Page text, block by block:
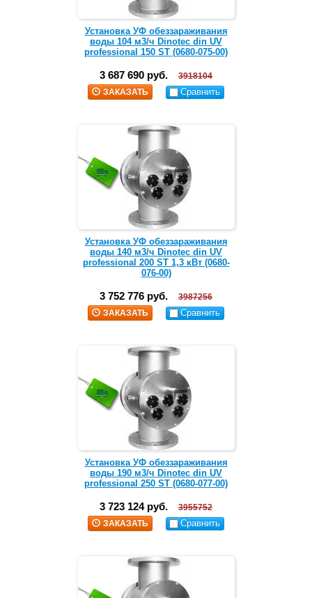
Установка УФ обеззараживания
воды 104 м3/ч Dinotec din UV
professional 150 ST (0680-075-00)
3 687 690 руб.
3918104
ЗАКАЗАТЬ
Сравнить
Установка УФ обеззараживания
воды 140 м3/ч Dinotec din UV
professional 200 ST 1,3 кВт (0680-
076-00)
3 752 776 руб.
3987256
ЗАКАЗАТЬ
Сравнить
Установка УФ обеззараживания
воды 190 м3/ч Dinotec din UV
professional 250 ST (0680-077-00)
3 723 124 руб.
3955752
ЗАКАЗАТЬ
Сравнить